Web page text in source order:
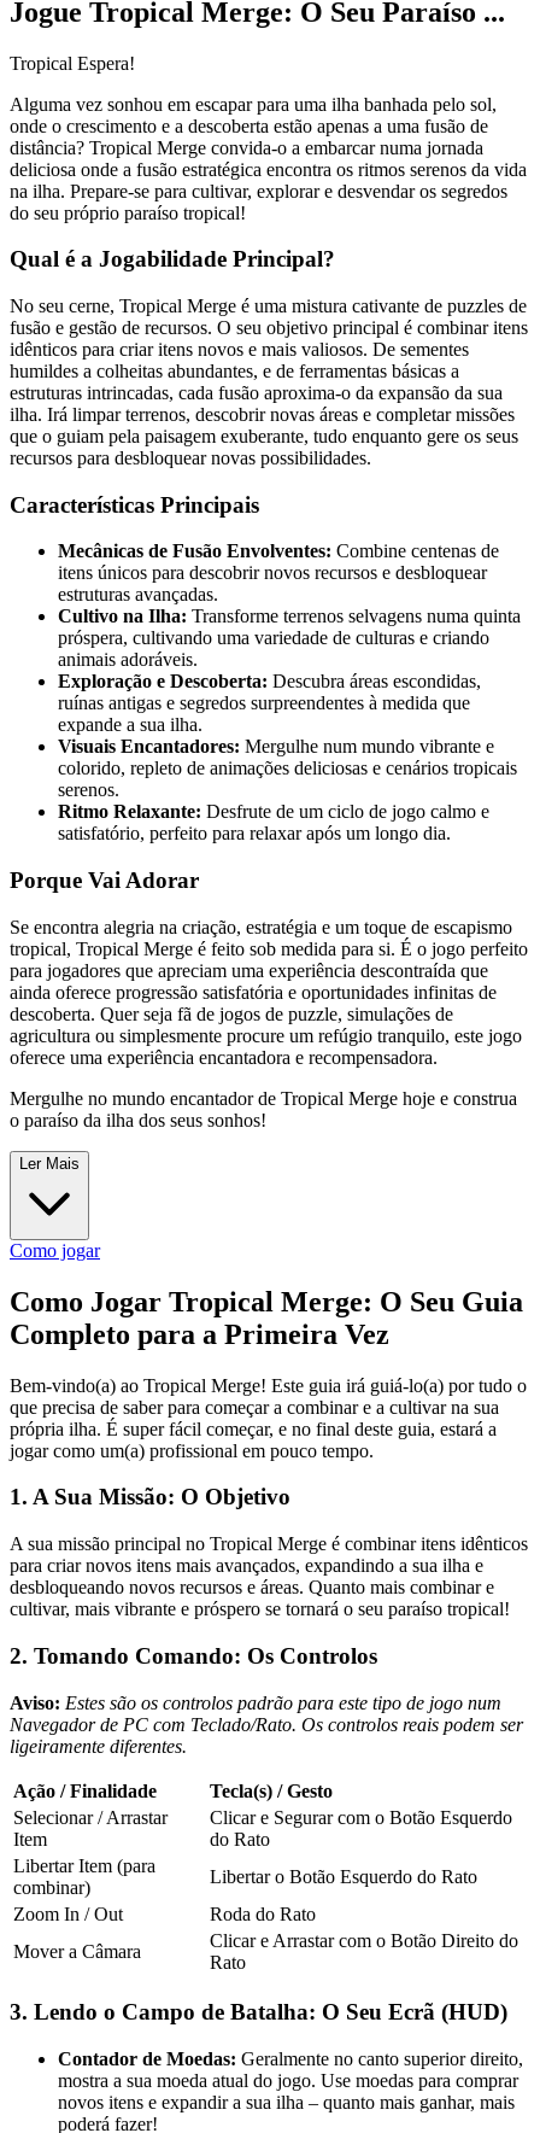
Jogue Tropical Merge: O Seu Paraíso ...
Tropical Espera!
Alguma vez sonhou em escapar para uma ilha banhada pelo sol,
onde o crescimento e a descoberta estão apenas a uma fusão de
distância? Tropical Merge convida-o a embarcar numa jornada
deliciosa onde a fusão estratégica encontra os ritmos serenos da vida
na ilha. Prepare-se para cultivar, explorar e desvendar os segredos
do seu próprio paraíso tropical!
Qual é a Jogabilidade Principal?
No seu cerne, Tropical Merge é uma mistura cativante de puzzles de
fusão e gestão de recursos. O seu objetivo principal é combinar itens
idênticos para criar itens novos e mais valiosos. De sementes
humildes a colheitas abundantes, e de ferramentas básicas a
estruturas intrincadas, cada fusão aproxima-o da expansão da sua
ilha. Irá limpar terrenos, descobrir novas áreas e completar missões
que o guiam pela paisagem exuberante, tudo enquanto gere os seus
recursos para desbloquear novas possibilidades.
Características Principais
Mecânicas de Fusão Envolventes: Combine centenas de
itens únicos para descobrir novos recursos e desbloquear
estruturas avançadas.
Cultivo na Ilha: Transforme terrenos selvagens numa quinta
próspera, cultivando uma variedade de culturas e criando
animais adoráveis.
Exploração e Descoberta: Descubra áreas escondidas,
ruínas antigas e segredos surpreendentes à medida que
expande a sua ilha.
Visuais Encantadores: Mergulhe num mundo vibrante e
colorido, repleto de animações deliciosas e cenários tropicais
serenos.
Ritmo Relaxante: Desfrute de um ciclo de jogo calmo e
satisfatório, perfeito para relaxar após um longo dia.
Porque Vai Adorar
Se encontra alegria na criação, estratégia e um toque de escapismo
tropical, Tropical Merge é feito sob medida para si. É o jogo perfeito
para jogadores que apreciam uma experiência descontraída que
ainda oferece progressão satisfatória e oportunidades infinitas de
descoberta. Quer seja fã de jogos de puzzle, simulações de
agricultura ou simplesmente procure um refúgio tranquilo, este jogo
oferece uma experiência encantadora e recompensadora.
Mergulhe no mundo encantador de Tropical Merge hoje e construa
o paraíso da ilha dos seus sonhos!
Ler Mais
Como jogar
Como Jogar Tropical Merge: O Seu Guia
Completo para a Primeira Vez
Bem-vindo(a) ao Tropical Merge! Este guia irá guiá-lo(a) por tudo o
que precisa de saber para começar a combinar e a cultivar na sua
própria ilha. É super fácil começar, e no final deste guia, estará a
jogar como um(a) profissional em pouco tempo.
1. A Sua Missão: O Objetivo
A sua missão principal no Tropical Merge é combinar itens idênticos
para criar novos itens mais avançados, expandindo a sua ilha e
desbloqueando novos recursos e áreas. Quanto mais combinar e
cultivar, mais vibrante e próspero se tornará o seu paraíso tropical!
2. Tomando Comando: Os Controlos
Aviso: Estes são os controlos padrão para este tipo de jogo num
Navegador de PC com Teclado/Rato. Os controlos reais podem ser
ligeiramente diferentes.
Ação / Finalidade
Tecla(s) / Gesto
Selecionar / Arrastar
Item
Clicar e Segurar com o Botão Esquerdo
do Rato
Libertar Item (para
combinar)
Libertar o Botão Esquerdo do Rato
Zoom In / Out
Roda do Rato
Mover a Câmara
Clicar e Arrastar com o Botão Direito do
Rato
3. Lendo o Campo de Batalha: O Seu Ecrã (HUD)
Contador de Moedas: Geralmente no canto superior direito,
mostra a sua moeda atual do jogo. Use moedas para comprar
novos itens e expandir a sua ilha – quanto mais ganhar, mais
poderá fazer!